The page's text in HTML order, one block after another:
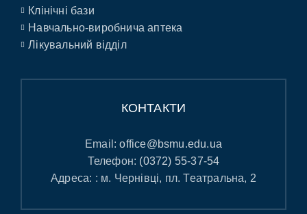
Клінічні бази
Навчально-виробнича аптека
Лікувальний відділ
КОНТАКТИ
Email:office@bsmu.edu.ua
Телефон: (0372) 55-37-54
Адреса: : м. Чернівці, пл. Театральна, 2